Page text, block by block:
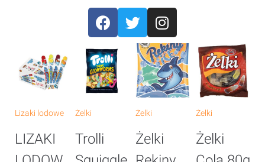
Lizaki lodowe
LIZAKI
Żelki
Trolli
Żelki
Żelki
Żelki
Żelki